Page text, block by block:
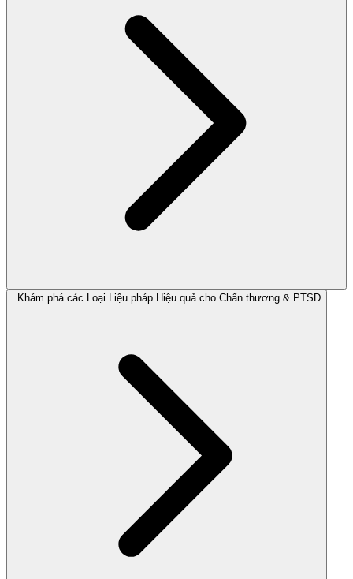
Khám phá các Loại Liệu pháp Hiệu quả cho Chấn thương & PTSD